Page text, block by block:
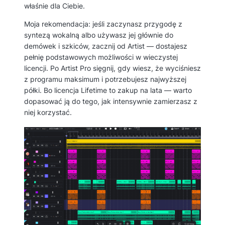
właśnie dla Ciebie.
Moja rekomendacja: jeśli zaczynasz przygodę z
syntezą wokalną albo używasz jej głównie do
demówek i szkiców, zacznij od Artist — dostajesz
pełnię podstawowych możliwości w wieczystej
licencji. Po Artist Pro sięgnij, gdy wiesz, że wyciśniesz
z programu maksimum i potrzebujesz najwyższej
półki. Bo licencja Lifetime to zakup na lata — warto
dopasować ją do tego, jak intensywnie zamierzasz z
niej korzystać.